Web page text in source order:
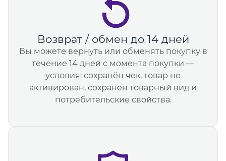
Возврат / обмен до 14 дней
Вы можете вернуть или обменять покупку в
течение 14 дней с момента покупки —
условия: сохранён чек, товар не
активирован, сохранен товарный вид и
потребительские свойства.